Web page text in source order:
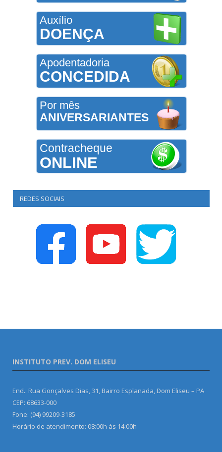
Auxílio
DOENÇA
Apodentadoria
CONCEDIDA
Por mês
ANIVERSARIANTES
Contracheque
ONLINE
REDES SOCIAIS
INSTITUTO PREV. DOM ELISEU
End.: Rua Gonçalves Dias, 31, Bairro Esplanada, Dom Eliseu – PA
CEP: 68633-000
Fone: (94) 99209-3185
Horário de atendimento: 08:00h às 14:00h